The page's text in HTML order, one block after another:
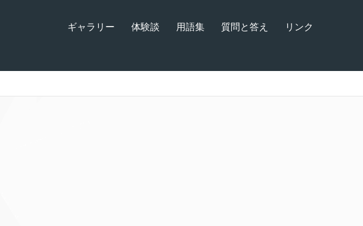
ギャラリー 体験談 用語集 質問と答え リンク